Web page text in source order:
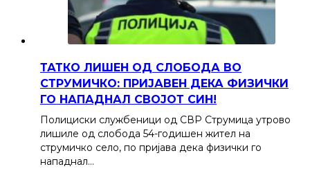
ТАТКО ЛИШЕН ОД СЛОБОДА ВО
СТРУМИЧКО: ПРИЈАВЕН ДЕКА ФИЗИЧКИ
ГО НАПАДНАЛ СВОЈОТ СИН!
Полициски службеници од СВР Струмица утрово
лишиле од слобода 54-годишен жител на
струмичко село, по пријава дека физички го
нападнал…